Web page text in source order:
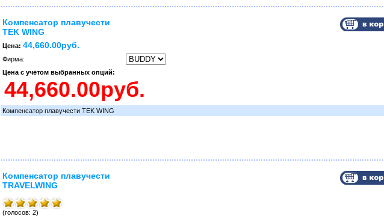
Компенсатор плавучести
TEK WING
Цена: 44,660.00руб.
Фирма:
Цена с учётом выбранных опций:
Компенсатор плавучести TEK WING
Компенсатор плавучести
TRAVELWING
(голосов: 2)